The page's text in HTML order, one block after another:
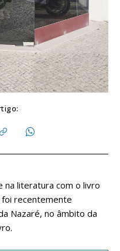
na literatura com o livro
foi recentemente
Nazaré, no âmbito da